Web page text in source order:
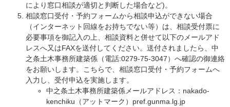
により窓口相談が適切と判断した場合など)。
相談窓口受付・予約フォームから相談申込ができない場合
（インターネット回線をお持ちでない等）は、相談受付票に
必要事項を御記入の上、相談資料と併せて以下のメールアド
レスへ又はFAXを送付してください。送付されましたら、中
之条土木事務所建築係（電話:0279-75-3047）へ確認の御連絡
をお願いします。こちらで、相談窓口受付・予約フォームへ
入力し、受付申込を実施します。
中之条土木事務所建築係メールアドレス：nakado-
kenchiku（アットマーク）pref.gunma.lg.jp